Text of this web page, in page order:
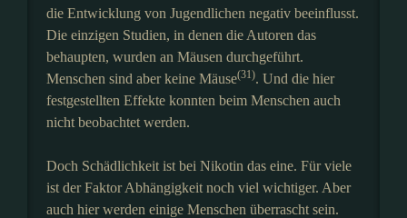
die Entwicklung von Jugendlichen negativ beeinflusst.
Die einzigen Studien, in denen die Autoren das
behaupten, wurden an Mäusen durchgeführt.
Menschen sind aber keine Mäuse(31). Und die hier
festgestellten Effekte konnten beim Menschen auch
nicht beobachtet werden.
Doch Schädlichkeit ist bei Nikotin das eine. Für viele
ist der Faktor Abhängigkeit noch viel wichtiger. Aber
auch hier werden einige Menschen überrascht sein.